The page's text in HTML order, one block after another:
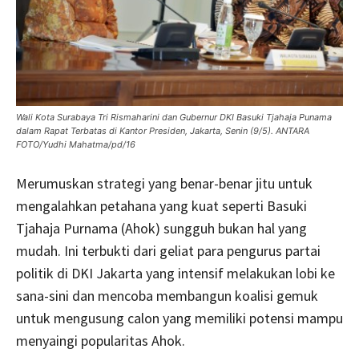
Wali Kota Surabaya Tri Rismaharini dan Gubernur DKI Basuki Tjahaja Punama
dalam Rapat Terbatas di Kantor Presiden, Jakarta, Senin (9/5). ANTARA
FOTO/Yudhi Mahatma/pd/16
Merumuskan strategi yang benar-benar jitu untuk
mengalahkan petahana yang kuat seperti Basuki
Tjahaja Purnama (Ahok) sungguh bukan hal yang
mudah. Ini terbukti dari geliat para pengurus partai
politik di DKI Jakarta yang intensif melakukan lobi ke
sana-sini dan mencoba membangun koalisi gemuk
untuk mengusung calon yang memiliki potensi mampu
menyaingi popularitas Ahok.